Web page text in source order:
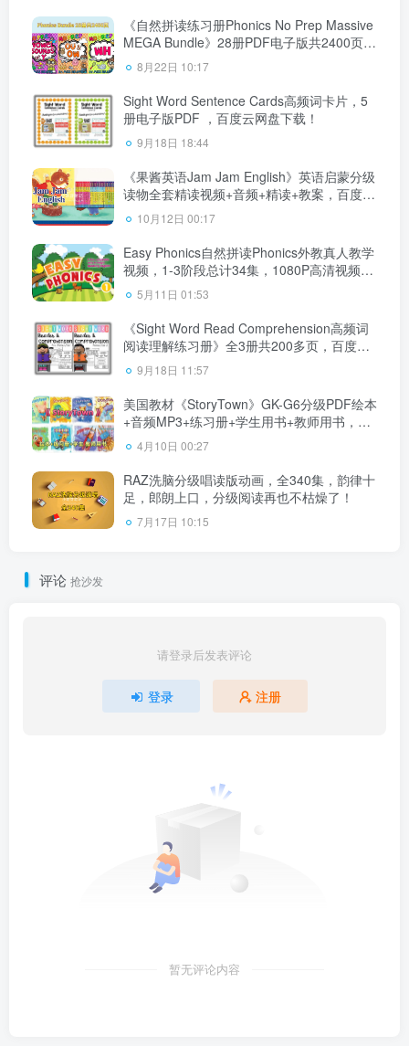
《自然拼读练习册Phonics No Prep Massive
MEGA Bundle》28册PDF电子版共2400页，
百度云网盘下载！
8月22日 10:17
Sight Word Sentence Cards高频词卡片，5
册电子版PDF ，百度云网盘下载！
9月18日 18:44
《果酱英语Jam Jam English》英语启蒙分级
读物全套精读视频+音频+精读+教案，百度云
网盘下载！
10月12日 00:17
Easy Phonics自然拼读Phonics外教真人教学
视频，1-3阶段总计34集，1080P高清视频，
百度云网盘下载
5月11日 01:53
《Sight Word Read Comprehension高频词
阅读理解练习册》全3册共200多页，百度云
网盘下载！
9月18日 11:57
美国教材《StoryTown》GK-G6分级PDF绘本
+音频MP3+练习册+学生用书+教师用书，百
度云网盘下载！
4月10日 00:27
RAZ洗脑分级唱读版动画，全340集，韵律十
足，郎朗上口，分级阅读再也不枯燥了！
7月17日 10:15
评论 抢沙发
请登录后发表评论
登录 注册
暂无评论内容